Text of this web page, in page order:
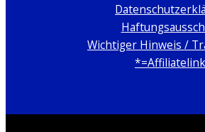
Wichtiger Hinweis /